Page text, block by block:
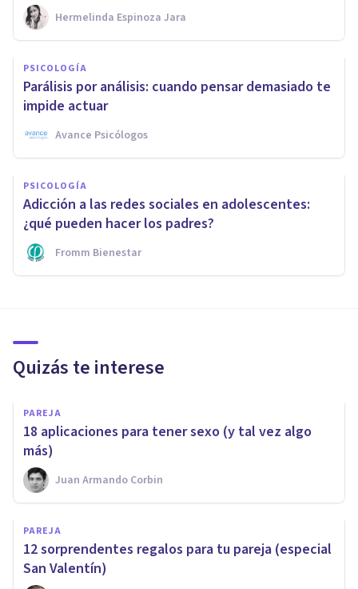
Hermelinda Espinoza Jara
PSICOLOGÍA
Parálisis por análisis: cuando pensar demasiado te
impide actuar
Avance Psicólogos
PSICOLOGÍA
Adicción a las redes sociales en adolescentes:
¿qué pueden hacer los padres?
Fromm Bienestar
Quizás te interese
PAREJA
18 aplicaciones para tener sexo (y tal vez algo
más)
Juan Armando Corbin
PAREJA
​12 sorprendentes regalos para tu pareja (especial
San Valentín)